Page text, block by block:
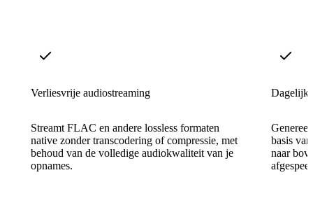
Verliesvrije audiostreaming
Streamt FLAC en andere lossless formaten
native zonder transcodering of compressie, met
behoud van de volledige audiokwaliteit van je
opnames.
basis
naar